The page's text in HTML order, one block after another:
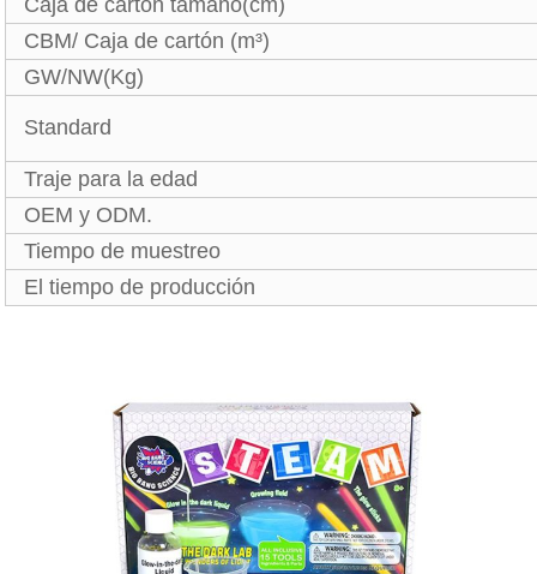
CBM/ Caja de cartón (m³)
GW/NW(Kg)
Standard
Traje para la edad
OEM y ODM.
Tiempo de muestreo
El tiempo de producción